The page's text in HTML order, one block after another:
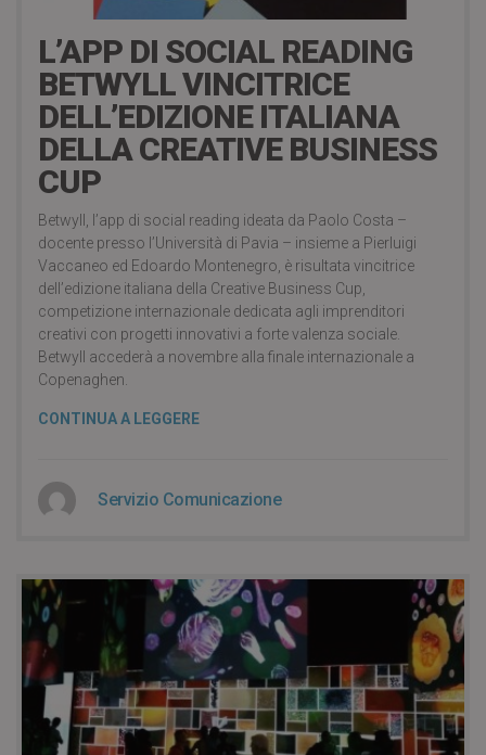
L’APP DI SOCIAL READING
BETWYLL VINCITRICE
DELL’EDIZIONE ITALIANA
DELLA CREATIVE BUSINESS
CUP
Betwyll, l’app di social reading ideata da Paolo Costa –
docente presso l’Università di Pavia – insieme a Pierluigi
Vaccaneo ed Edoardo Montenegro, è risultata vincitrice
dell’edizione italiana della Creative Business Cup,
competizione internazionale dedicata agli imprenditori
creativi con progetti innovativi a forte valenza sociale.
Betwyll accederà a novembre alla finale internazionale a
Copenaghen.
CONTINUA A LEGGERE
Servizio Comunicazione